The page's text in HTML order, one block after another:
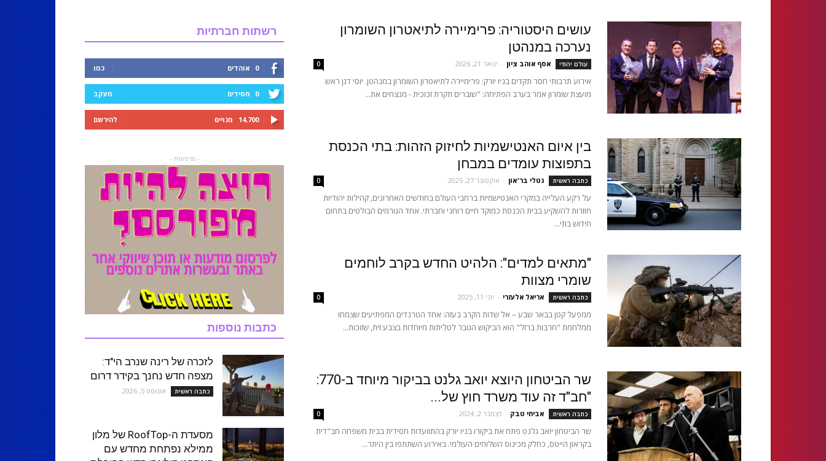
עושים היסטוריה: פרימיירה לתיאטרון השומרון
נערכה במנהטן
עולם יהודי אסף אוהב ציון - ינואר 21, 2026 0
אירוע תרבותי חסר תקדים בניו יורק: פרימיירה לתיאטרון השומרון במנהטן. יוסי דגן ראש
מועצת שומרון אמר בערב הפתיחה: "שוברים תקרת זכוכית - מנצחים את...
בין איום האנטישמיות לחיזוק הזהות: בתי הכנסת
בתפוצות עומדים במבחן
כתבה ראשית נטלי בר־און - אוקטובר 27, 2025 0
על רקע העלייה במקרי האנטישמיות ברחבי העולם בחודשים האחרונים, קהילות יהודיות
חוזרות להשקיע בבית הכנסת כמוקד חיים רוחני וחברתי. אחד הגורמים הבולטים בתחום
חידוש בתי...
"מתאים למדים": הלהיט החדש בקרב לוחמים
שומרי מצוות
כתבה ראשית אריאל אלעזרי - יוני 11, 2025 0
ממפעל קטן בבאר שבע – אל שדות הקרב בעזה: אחד הטרנדים המפתיעים שצמחו
ממלחמת "חרבות ברזל" הוא הביקוש הגובר לטליתות מיוחדות בצבע זית, שזוכות...
שר הביטחון היוצא יואב גלנט בביקור מיוחד ב-770:
"חב"ד זה עוד משרד חוץ של...
כתבה ראשית אביחי טבק - דצמבר 2, 2024 0
שר הביטחון יואב גלנט פתח את ביקורו בניו יורק בהתוועדות חסידית בבית משפחה חב"דית
בקראון הייטס, כחלק מכינוס השלוחים העולמי. באירוע השתתפו בין היתר...
רשתות חברתיות
0 אוהדים כמו
0 חסידים מעקב
14,700 מנויים להירשם
- פרסומת -
כתבות נוספות
לזכרה של רינה שנרב הי"ד:
מצפה חדש נחנך בקידר דרום
כתבה ראשית אוגוסט 5, 2026
מסעדת ה-RoofTop של מלון
ממילא נפתחת מחדש עם